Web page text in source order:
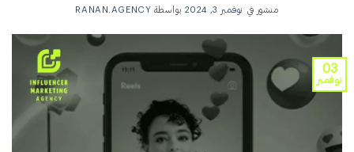
منشور في نوفمبر 3, 2024 بواسطة RANAN.AGENCY
03
نوفمبر